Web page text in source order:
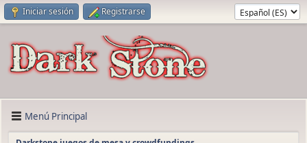
Iniciar sesión Registrarse
Menú Principal